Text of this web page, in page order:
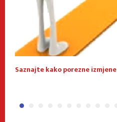
Saznajte kako porezne